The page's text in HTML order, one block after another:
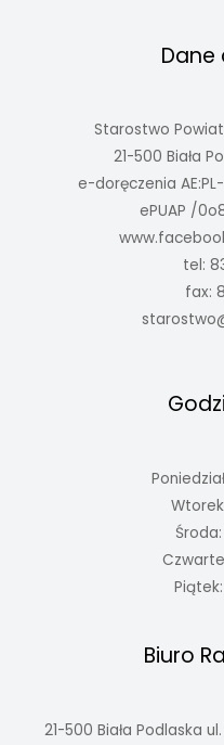
Dane
Starostwo
21-500 Biała
e-doręczenia
ePUAP /
tel:
fax:
Biuro
21-500 Biała Podlaska